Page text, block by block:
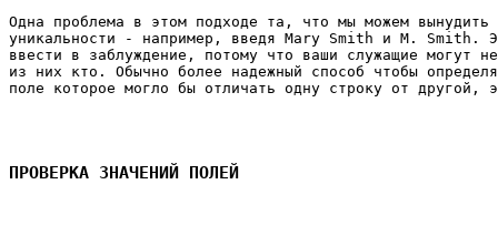
Одна проблема в этом подходе та, что мы можем вынудить
уникальности - например, введя Mary Smith и M. Smith.
ввести в заблуждение, потому что ваши служащие могут
из них кто. Обычно более надежный способ чтобы
поле которое могло бы отличать одну строку от другой,
ПРОВЕРКА ЗНАЧЕНИЙ ПОЛЕЙ